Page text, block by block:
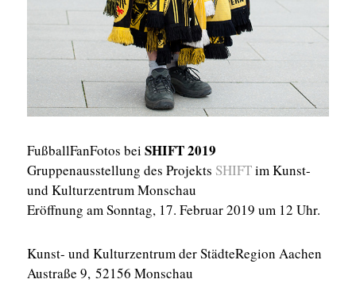
FußballFanFotos beiSHIFT 2019
Gruppenausstellung des Projekts SHIFTim Kunst-
und Kulturzentrum Monschau
Eröffnung am Sonntag, 17. Februar 2019 um 12 Uhr.
Kunst- und Kulturzentrum der StädteRegion Aachen
Austraße 9, 52156 Monschau